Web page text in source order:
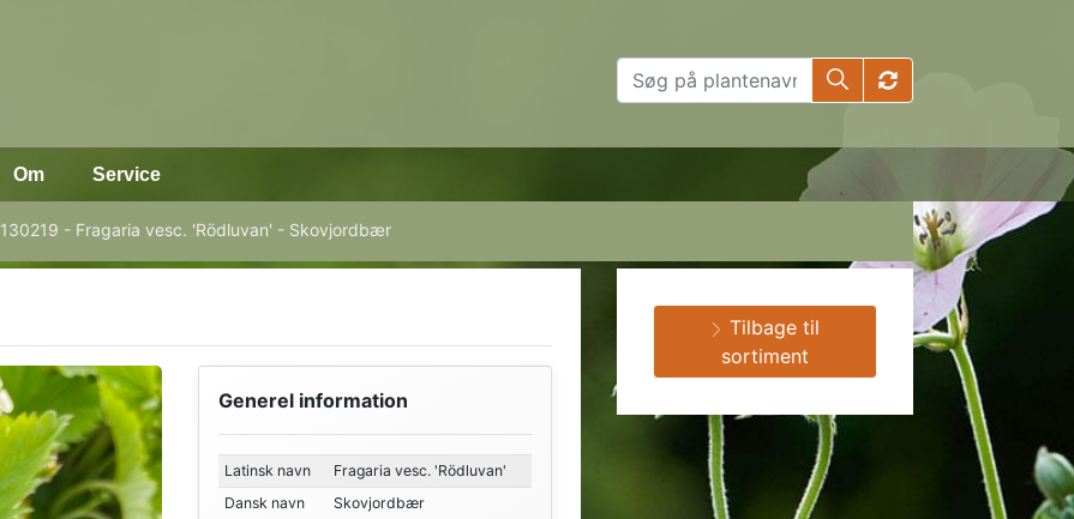
Om Service
130219 - Fragaria vesc. 'Rödluvan' - Skovjordbær
Generel information
Latinsk navn
Fragaria vesc. 'Rödluvan'
Dansk navn
Skovjordbær
Tilbage til
sortiment